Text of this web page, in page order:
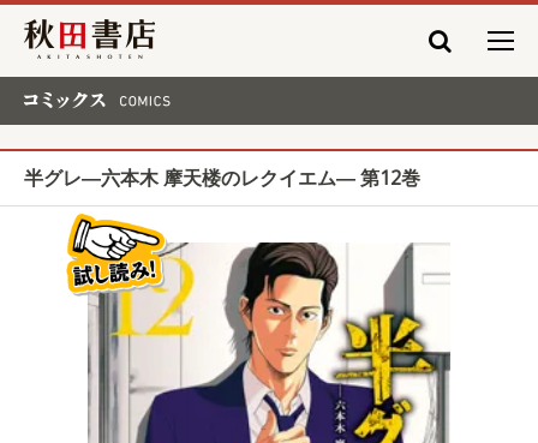
秋田書店
半グレ―六本木 摩天楼のレクイエム― 第12巻